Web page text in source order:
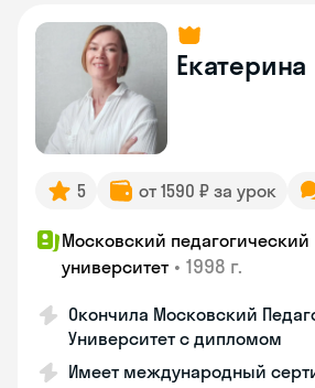
Екатерина
5 от 1590 ₽ за урок
Московский педагогический
университет • 1998 г.
Окончила Московский
Университет с дипломом
Имеет международный